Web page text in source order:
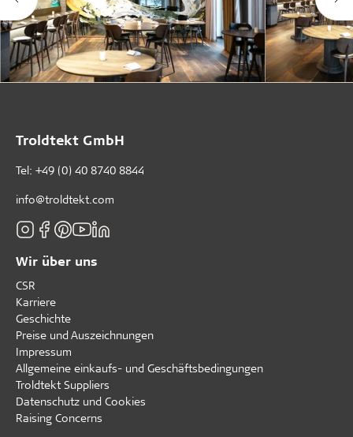
Troldtekt GmbH
Tel: +49 (0) 40 8740 8844
info@troldtekt.com
Wir über uns
CSR
Karriere
Geschichte
Preise und Auszeichnungen
Impressum
Allgemeine einkaufs- und Geschäftsbedingungen
Troldtekt Suppliers
Datenschutz und Cookies
Raising Concerns